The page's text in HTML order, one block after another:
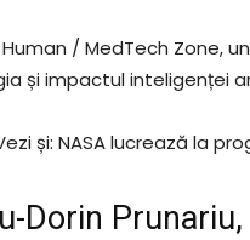
/ MedTech Zone,
și impactul inteligenței
și: NASA lucrează la
Dorin